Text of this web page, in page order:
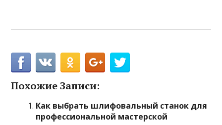
Похожие Записи:
Как выбрать шлифовальный станок для
профессиональной мастерской